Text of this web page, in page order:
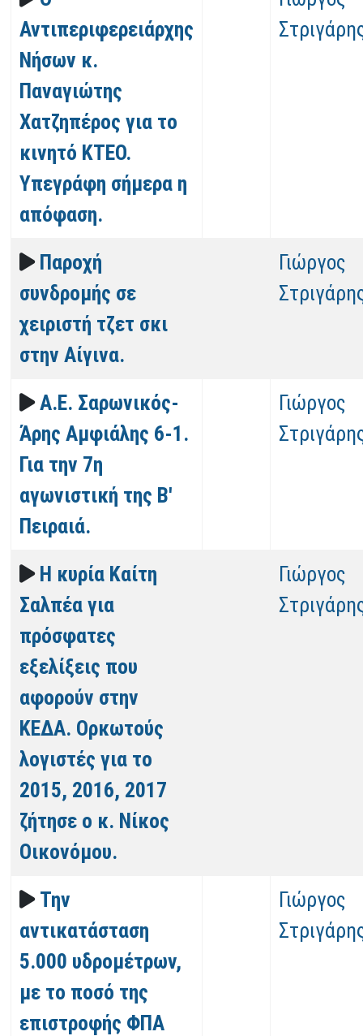
Αντιπεριφερειάρχης
Νήσων κ.
Παναγιώτης
Χατζηπέρος για το
κινητό ΚΤΕΟ.
Υπεγράφη σήμερα η
απόφαση.
Παροχή
συνδρομής σε
χειριστή τζετ σκι
στην Αίγινα.
Γιώργος
Α.Ε. Σαρωνικός-
Άρης Αμφιάλης 6-1.
Για την 7η
αγωνιστική της Β'
Πειραιά.
Γιώργος
Η κυρία Καίτη
Σαλπέα για
πρόσφατες
εξελίξεις που
αφορούν στην
ΚΕΔΑ. Ορκωτούς
λογιστές για το
2015, 2016, 2017
ζήτησε ο κ. Νίκος
Οικονόμου.
Γιώργος
Την
αντικατάσταση
5.000 υδρομέτρων,
με το ποσό της
επιστροφής ΦΠΑ
Γιώργος